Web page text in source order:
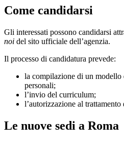
Come candidarsi
Gli interessati possono candidarsi
noi del sito ufficiale dell’agenzia.
Il processo di candidatura prevede:
la compilazione di un
personali;
l’invio del curriculum;
l’autorizzazione al
Le nuove sedi a Roma